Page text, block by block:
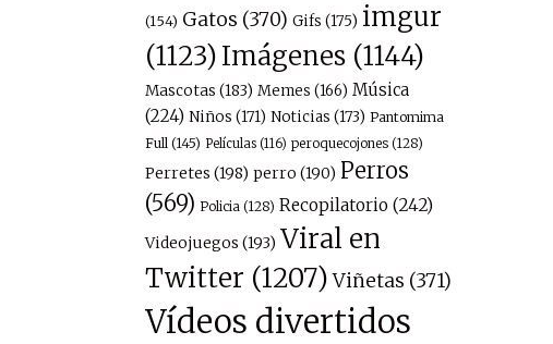
(154) Gatos (370) Gifs (175) imgur
(1123) Imágenes(1144)
Mascotas (183) Memes (166) Música
(224) Niños (171) Noticias (173) Pantomima
Full(145) Películas(116) peroquecojones(128)
Perretes (198) perro (190) Perros
(569) Policia(128) Recopilatorio (242)
Videojuegos (193) Viral en
Twitter (1207) Viñetas (371)
Vídeos divertidos